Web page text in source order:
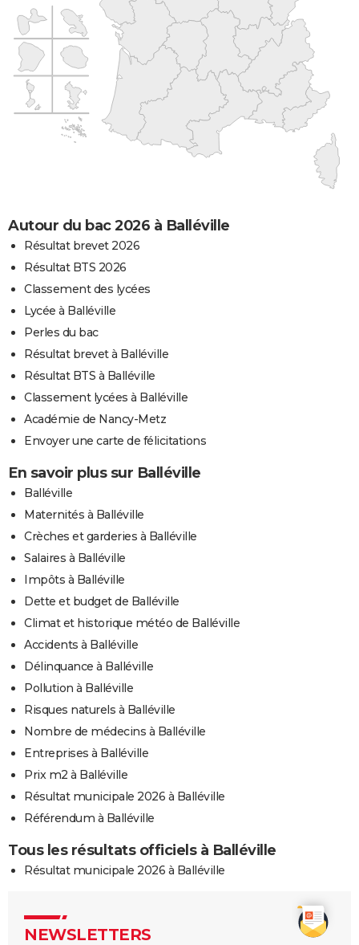
Autour du bac 2026 à Balléville
Résultat brevet 2026
Résultat BTS 2026
Classement des lycées
Lycée à Balléville
Perles du bac
Résultat brevet à Balléville
Résultat BTS à Balléville
Classement lycées à Balléville
Académie de Nancy-Metz
Envoyer une carte de félicitations
En savoir plus sur Balléville
Balléville
Maternités à Balléville
Crèches et garderies à Balléville
Salaires à Balléville
Impôts à Balléville
Dette et budget de Balléville
Climat et historique météo de Balléville
Accidents à Balléville
Délinquance à Balléville
Pollution à Balléville
Risques naturels à Balléville
Nombre de médecins à Balléville
Entreprises à Balléville
Prix m2 à Balléville
Résultat municipale 2026 à Balléville
Référendum à Balléville
Tous les résultats officiels à Balléville
Résultat municipale 2026 à Balléville
NEWSLETTERS